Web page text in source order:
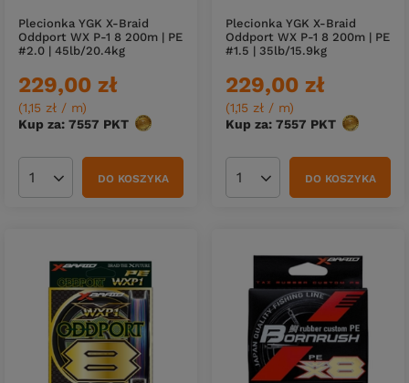
Plecionka YGK X-Braid
Oddport WX P-1 8 200m | PE
#2.0 | 45lb/20.4kg
229,00 zł
(1,15 zł / m)
Kup za: 7557 PKT punktów
Ilość produktówDO KOSZYKA
Plecionka YGK X-Braid
Oddport WX P-1 8 200m | PE
#1.5 | 35lb/15.9kg
229,00 zł
(1,15 zł / m)
Kup za: 7557 PKT punktów
Ilość produktówDO KOSZYKA